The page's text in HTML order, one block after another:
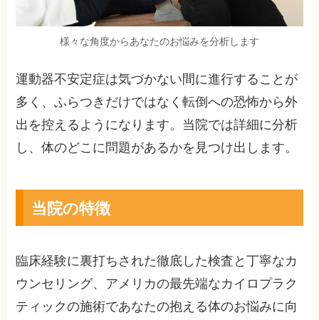
様々な角度からあなたのお悩みを分析します
運動器不安定症は気づかない間に進行することが
多く、ふらつきだけではなく転倒への恐怖から外
出を控えるようになります。当院では詳細に分析
し、体のどこに問題があるかを見つけ出します。
当院の特徴
臨床経験に裏打ちされた徹底した検査と丁寧なカ
ウンセリング、アメリカの最先端なカイロプラク
ティックの施術であなたの抱える体のお悩みに向